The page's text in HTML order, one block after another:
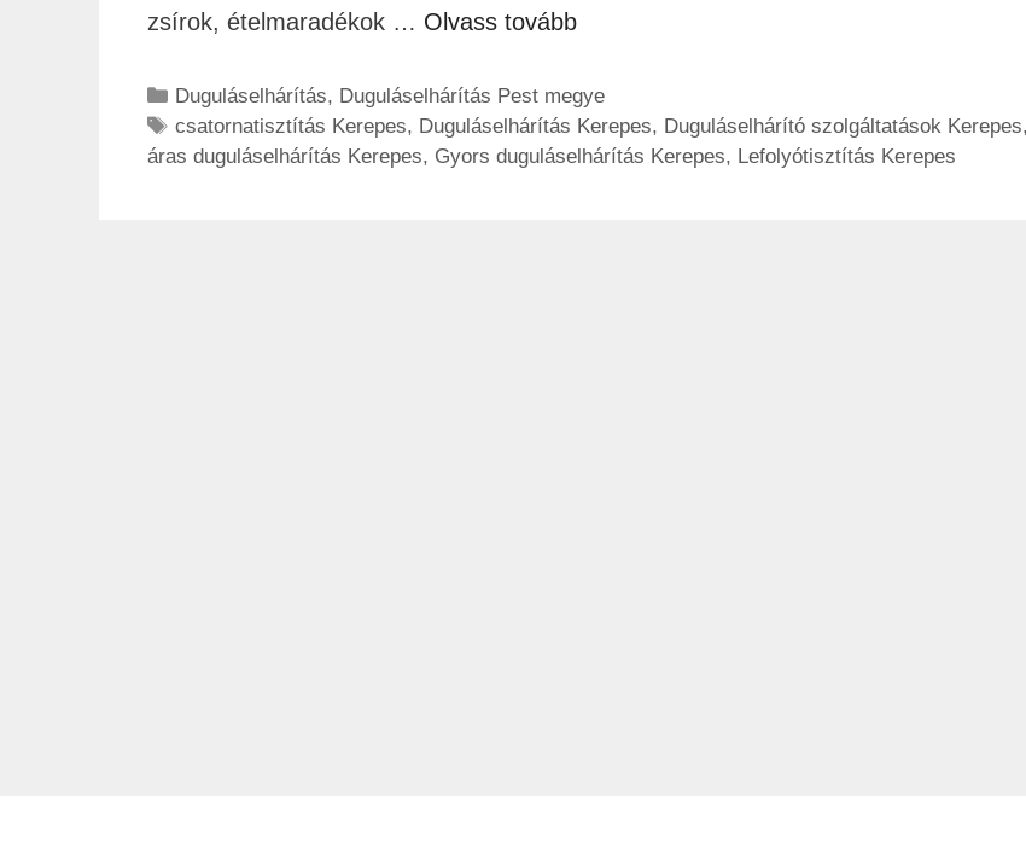
zsírok, ételmaradékok … Olvass tovább
Duguláselhárítás, Duguláselhárítás Pest megye
csatornatisztítás Kerepes, Duguláselhárítás Kerepes, Duguláselhárító szolgáltatások Kerepes,
áras duguláselhárítás Kerepes, Gyors duguláselhárítás Kerepes, Lefolyótisztítás Kerepes